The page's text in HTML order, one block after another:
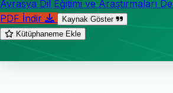
Avrasya Dil Eğitimi ve Araştırmaları
PDF İndir
Kaynak Göster
Kütüphaneme Ekle